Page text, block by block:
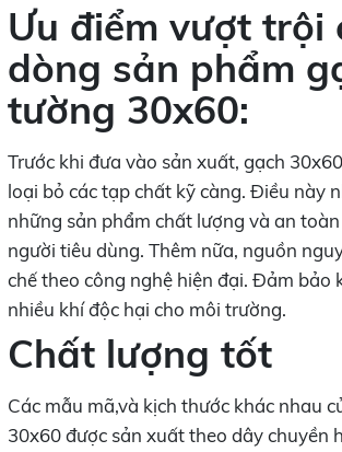
Ưu điểm vượt trội
dòng sản phẩm
tường 30x60:
Trước khi đưa vào sản xuất, gạch
loại bỏ các tạp chất kỹ càng. Điều này
những sản phẩm chất lượng và an
người tiêu dùng. Thêm nữa, nguồn
chế theo công nghệ hiện đại. Đảm bảo
nhiều khí độc hại cho môi trường.
Chất lượng tốt
Các mẫu mã,và kịch thước khác nhau
30x60 được sản xuất theo dây chuyền